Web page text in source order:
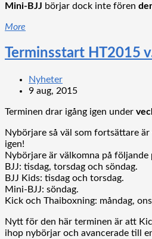
Mini-BJJ börjar dock inte fören
More
Terminsstart HT2015
Nyheter
9 aug, 2015
Terminen drar igång igen under
Nybörjare så väl som fortsättare
igen!
Nybörjare är välkomna på följande
BJJ: tisdag, torsdag och söndag.
BJJ Kids: tisdag och torsdag.
Mini-BJJ: söndag.
Kick och Thaiboxning: måndag,
Nytt för den här terminen är att
ihop nybörjar och avancerade till